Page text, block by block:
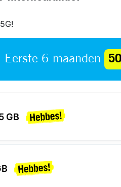
Eerste 6 maanden
GB